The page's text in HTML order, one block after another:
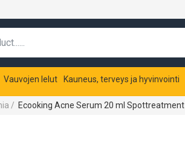
Vauvojen lelut Kauneus, terveys ja hyvinvointi
/ Ecooking Acne Serum 20 ml Spottreatment